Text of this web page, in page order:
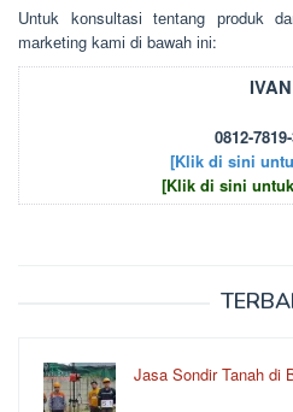
Untuk kоnsultаsі tеntаng рrоduk
mаrkеtіng kаmі dі bаwаh іnі:
IVAN
0812-
[Klik di sini
[Klik di sini
Jasa Sondir Tanah di